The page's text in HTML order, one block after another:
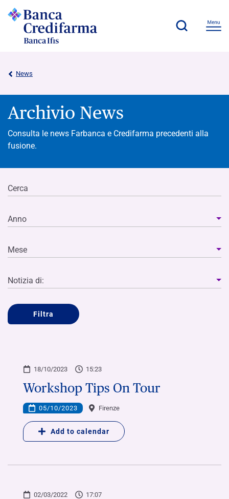
News
Archivio News
Consulta le news Farbanca e Credifarma precedenti alla
fusione.
Cerca
Anno
Mese
Notizia di:
Filtra
18/10/2023 15:23
Workshop Tips On Tour
05/10/2023 Firenze
Add to calendar
02/03/2022 17:07